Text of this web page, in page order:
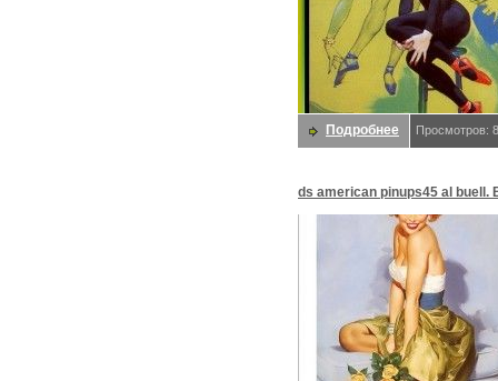
Подробнее Просмотров:
ds american pinups45 al buell.